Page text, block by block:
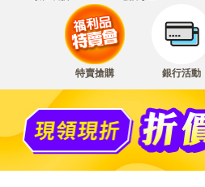
特賣搶購 銀行活動